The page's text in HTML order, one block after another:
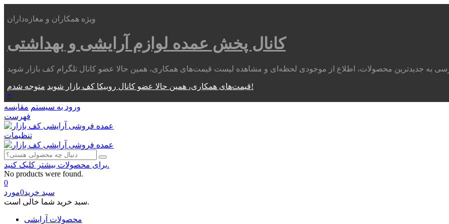
ویژه همکاران و مغازه‌داران
کانال پخش عمده لوازم آرایشی و بهداشتی
قیمت‌های همکاری، همین حالا عضو کانال روبیکا کف بازار شویدمتوجه شدم!
×
ورود به سیستم مقایسه
فهرست
تنظیمات
برای محصولات بیشتر کلیک کنید.
No products were found.
0
سبد خرید0مورد
سبد خرید شما خالی است.
محصولات آرایشی